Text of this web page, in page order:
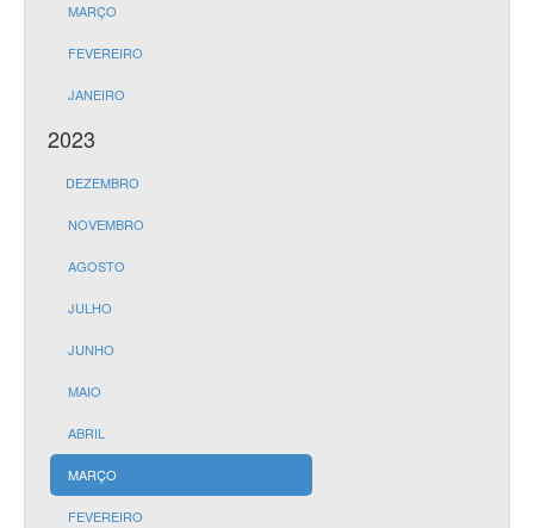
MARÇO
FEVEREIRO
JANEIRO
2023
DEZEMBRO
NOVEMBRO
AGOSTO
JULHO
JUNHO
MAIO
ABRIL
MARÇO
FEVEREIRO